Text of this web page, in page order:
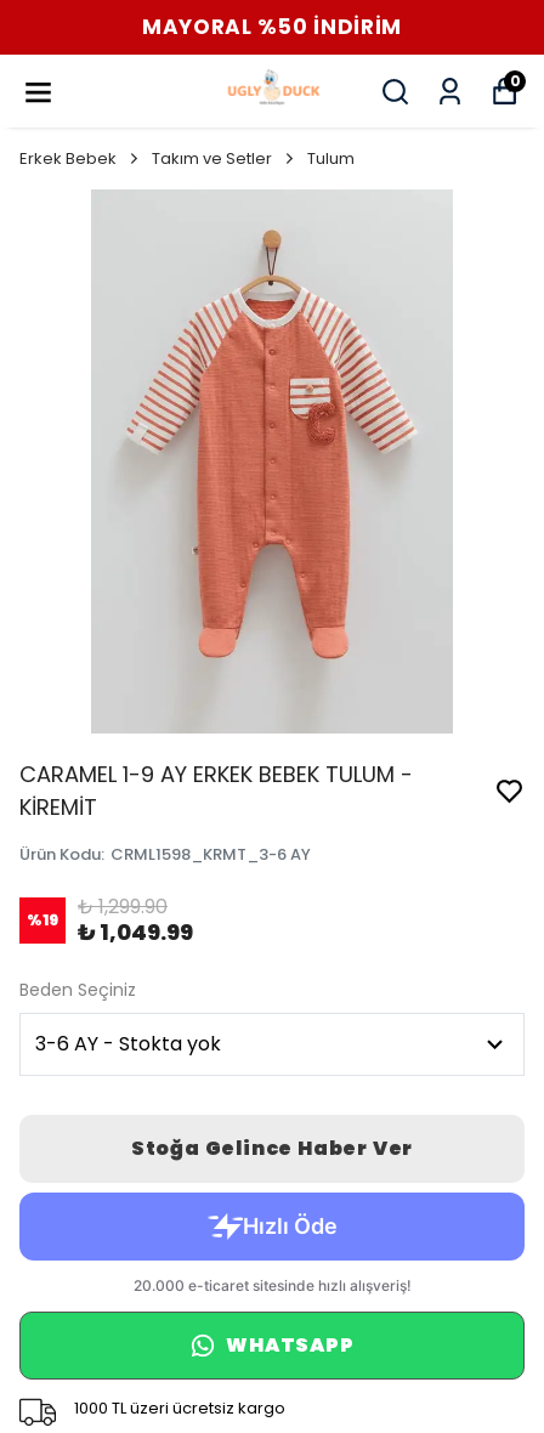
MAYORAL %50 İNDİRİM
0
Erkek Bebek Takım ve Setler Tulum
CARAMEL 1-9 AY ERKEK BEBEK TULUM -
KİREMİT
Ürün Kodu: CRML1598_KRMT_3-6 AY
%19 ₺ 1,299.90
₺ 1,049.99
Beden Seçiniz
Stoğa Gelince Haber Ver
WHATSAPP
1000 TL üzeri ücretsiz kargo